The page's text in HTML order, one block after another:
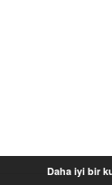
Daha iyi bir